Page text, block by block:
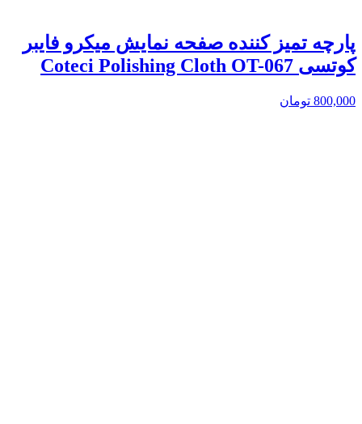
پارچه تمیز کننده صفحه نمایش میکرو فایبر
کوتسی Coteci Polishing Cloth OT-067
800,000 تومان